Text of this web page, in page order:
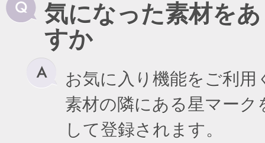
気になった素材を
すか
お気に入り機能をご利用
素材の隣にある星マー
して登録されます。